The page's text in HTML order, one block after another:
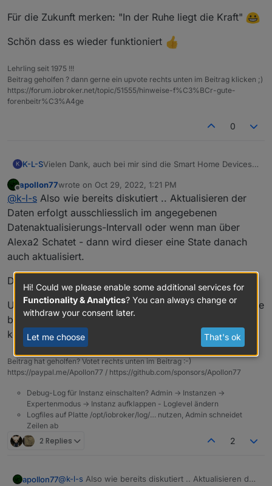
Für die Zukunft merken: "In der Ruhe liegt die Kraft"
Schön dass es wieder funktioniert
Lehrling seit 1975 !!!
Beitrag geholfen ? dann gerne ein upvote rechts unten im Beitrag klicken ;)
https://forum.iobroker.net/topic/51555/hinweise-f%C3%BCr-gute-
forenbeitr%C3%A4ge
0
K K-L-SVielen Dank, auch bei mir sind die Smart Home Devices
Schalte ich eine Device in der Alexa-App on(true) wird
der Status leider nicht durchgereicht. D.h. im iobroker
steht weiterhin false.
Offline
apollon77wrote on Oct 29, 2022, 1:21 PM
last edited by
@k-l-s Also wie bereits diskutiert .. Aktualisieren der
Daten erfolgt ausschliesslich im angegebenen
Datenaktualisierungs-Intervall oder wenn man über
Alexa2 Schatet - dann wird dieser eine State danach
auch aktualisiert.
Das ist aber schon eeewig so ...
Und hier auch: Bitte überlegt Euch ob nicht diese Geräte
besser über iobroker nativ angebunden sein
könnten/sollten -> Adapter-Requests erstellen!
Beitrag hat geholfen? Votet rechts unten im Beitrag :-)
https://paypal.me/Apollon77 / https://github.com/sponsors/Apollon77
Debug-Log für Instanz einschalten? Admin -> Instanzen ->
Expertenmodus -> Instanz aufklappen - Loglevel ändern
Logfiles auf Platte /opt/iobroker/log/… nutzen, Admin schneidet
Zeilen ab
2 Replies 2
apollon77@k-l-s Also wie bereits diskutiert .. Aktualisieren der
Hi! Could we please enable some additional services for
Functionality & Analytics? You can always change or
withdraw your consent later.
Let me choose That's ok